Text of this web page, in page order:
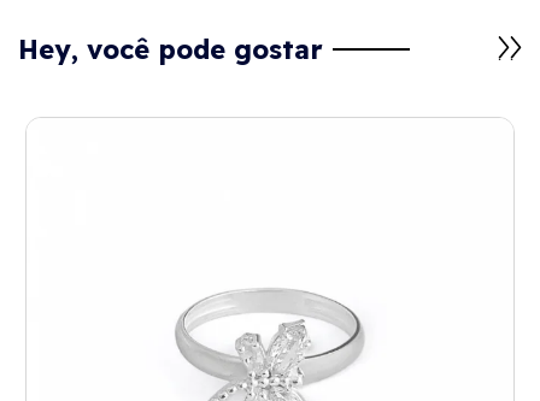
Hey, você pode gostar